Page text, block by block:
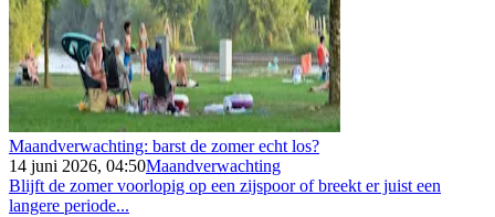
Maandverwachting: barst de zomer echt los?
14 juni 2026, 04:50Maandverwachting
Blijft de zomer voorlopig op een zijspoor of breekt er juist een
langere periode...